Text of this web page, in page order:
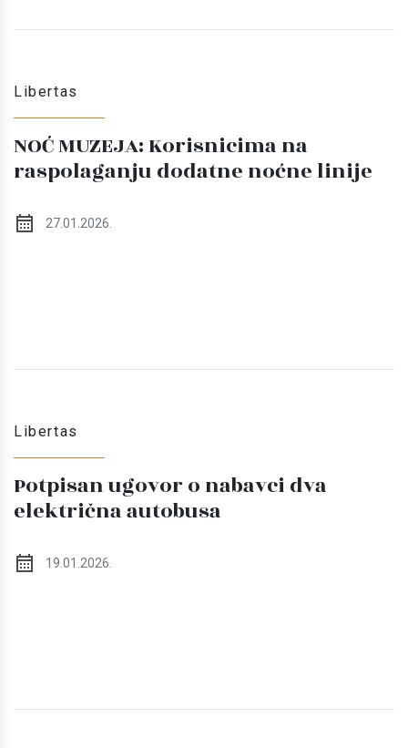
Libertas
NOĆ MUZEJA: Korisnicima na
raspolaganju dodatne noćne linije
27.01.2026.
Libertas
Potpisan ugovor o nabavci dva
električna autobusa
19.01.2026.